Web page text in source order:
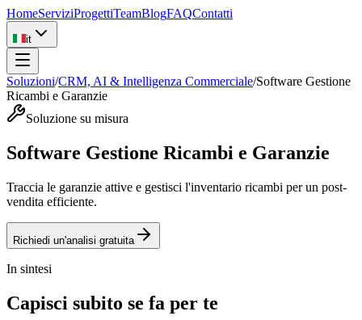
HomeServiziProgettiTeamBlogFAQContatti
it
Soluzioni/CRM, AI & Intelligenza Commerciale/Software Gestione
Ricambi e Garanzie
Soluzione su misura
Software Gestione Ricambi e Garanzie
Traccia le garanzie attive e gestisci l'inventario ricambi per un post-
vendita efficiente.
Richiedi un'analisi gratuita
In sintesi
Capisci subito se fa per te